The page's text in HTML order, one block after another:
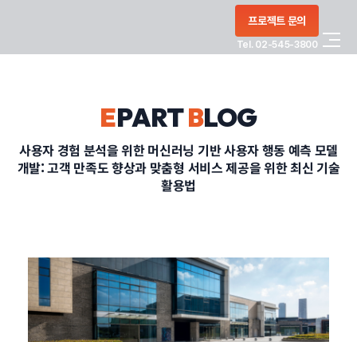
프로젝트 문의
Tel. 02-545-3800
PORTFOLIO
CONTACT
정부지원사업
EPARTBLOG
사용자 경험 분석을 위한 머신러닝 기반 사용자 행동 예측 모델
개발: 고객 만족도 향상과 맞춤형 서비스 제공을 위한 최신 기술
활용법